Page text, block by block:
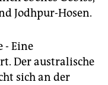
Jodhpur-Hosen.
- Eine
Der australische
sich an der